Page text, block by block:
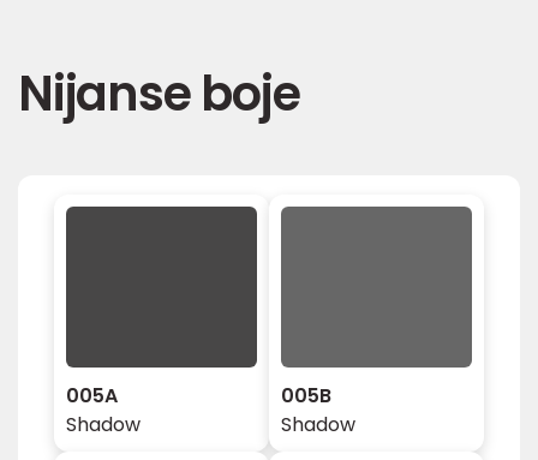
Nijanse boje
005A
Shadow
005B
Shadow